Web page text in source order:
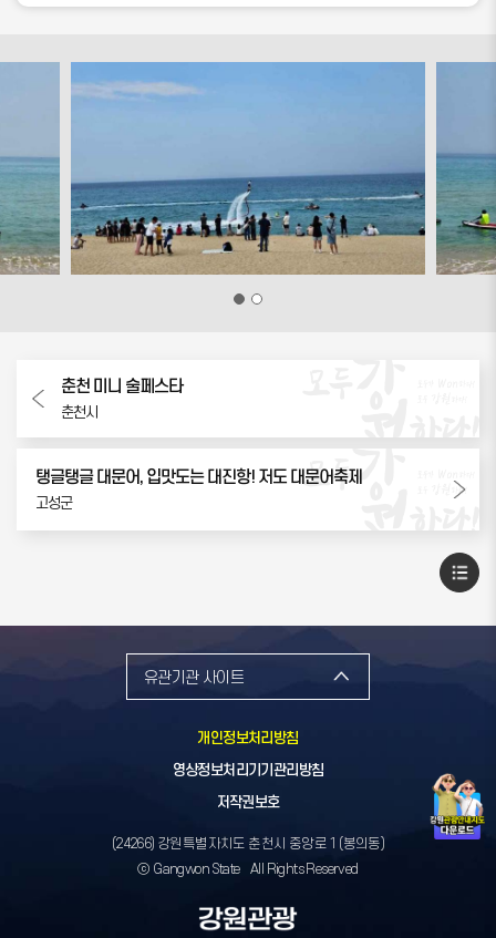
춘천 미니 술페스타
춘천시
탱글탱글 대문어, 입맛도는 대진항! 저도 대문어축제
고성군
개인정보처리방침
영상정보처리기기관리방침
저작권보호
(24266) 강원특별자치도 춘천시 중앙로 1 (봉의동)
ⓒ Gangwon State All Rights Reserved
유관기관 사이트